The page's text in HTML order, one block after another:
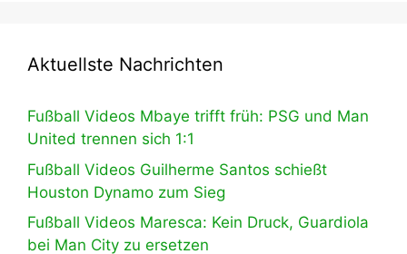
Aktuellste Nachrichten
Fußball Videos Mbaye trifft früh: PSG und Man
United trennen sich 1:1
Fußball Videos Guilherme Santos schießt
Houston Dynamo zum Sieg
Fußball Videos Maresca: Kein Druck, Guardiola
bei Man City zu ersetzen